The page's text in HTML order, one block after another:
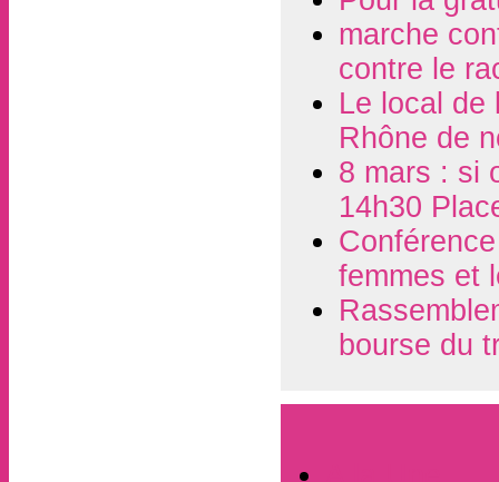
marche
contre le
Le local de
Rhône de
8 mars : si
14h30
femmes et
bourse du